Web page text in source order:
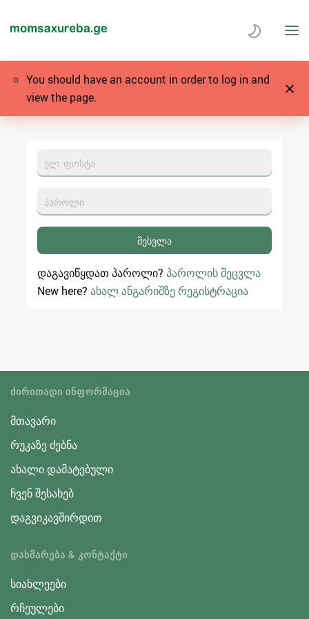
You should have an account in order to log in and
view the page.XML data feeds
დაგავიწყდათ პაროლი? პაროლის შეცვლა
New here? ახალ ანგარიშზე რეგისტრაცია
ᲫᲘᲠᲘᲗᲐᲓᲘ ᲘᲜᲤᲝᲠᲛᲐᲪᲘᲐ
მთავარი
რუკაზე ძებნა
ახალი დამატებული
ჩვენ შესახებ
დაგვიკავშირდით
ᲓᲐᲮᲛᲐᲠᲔᲑᲐ & ᲙᲝᲜᲢᲐᲥᲢᲘ
სიახლეები
რჩეულები